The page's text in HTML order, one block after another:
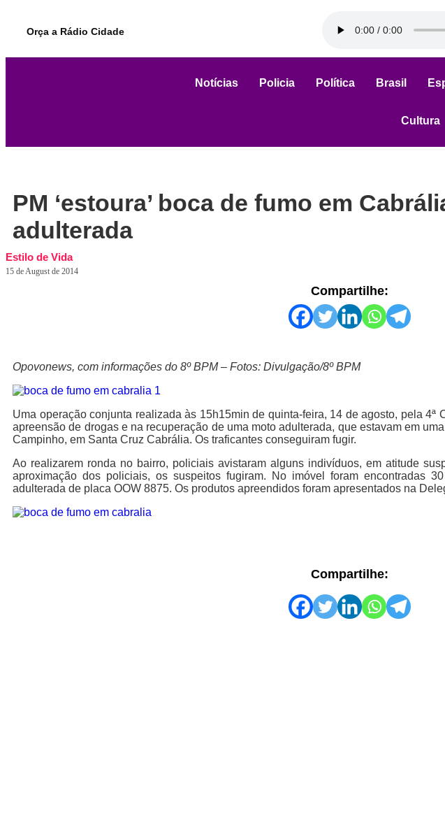
Orça a Rádio Cidade
Notícias Policia Política Brasil
Cultura
PM ‘estoura’ boca de fumo em
adulterada
Estilo de Vida
15 de August de 2014
Compartilhe:
Opovonews, com informações do 8º BPM – Fotos: Divulgação/8º BPM
Uma operação conjunta realizada às 15h15min de quinta-feira, 14 de agosto, pela 4ª
apreensão de drogas e na recuperação de uma moto adulterada, que estavam em
Campinho, em Santa Cruz Cabrália. Os traficantes conseguiram fugir.
Ao realizarem ronda no bairro, policiais avistaram alguns indivíduos, em atitude
aproximação dos policiais, os suspeitos fugiram. No imóvel foram encontradas
adulterada de placa OOW 8875. Os produtos apreendidos foram apresentados na
Compartilhe: